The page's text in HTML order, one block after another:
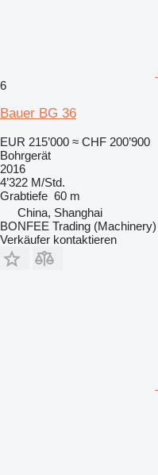
6
Bauer BG 36
EUR 215’000 ≈ CHF 200’900
Bohrgerät
2016
4’322 M/Std.
Grabtiefe 60 m
China, Shanghai
BONFEE Trading (Machinery)
Verkäufer kontaktieren